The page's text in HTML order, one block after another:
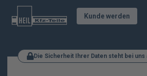
Kunde werden
Die Sicherheit Ihrer Daten steht bei